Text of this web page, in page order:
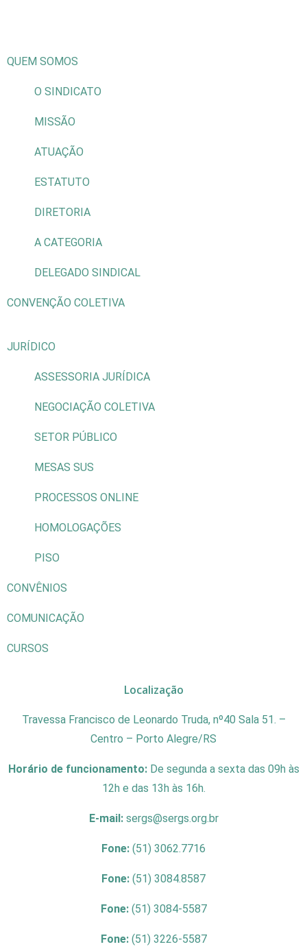
QUEM SOMOS
O SINDICATO
MISSÃO
ATUAÇÃO
ESTATUTO
DIRETORIA
A CATEGORIA
DELEGADO SINDICAL
CONVENÇÃO COLETIVA
JURÍDICO
ASSESSORIA JURÍDICA
NEGOCIAÇÃO COLETIVA
SETOR PÚBLICO
MESAS SUS
PROCESSOS ONLINE
HOMOLOGAÇÕES
PISO
CONVÊNIOS
COMUNICAÇÃO
CURSOS
Localização
Travessa Francisco de Leonardo Truda, nº40 Sala 51. –
Centro – Porto Alegre/RS
Horário de funcionamento: De segunda a sexta das 09h às
12h e das 13h às 16h.
E-mail: sergs@sergs.org.br
Fone: (51) 3062.7716
Fone: (51) 3084.8587
Fone: (51) 3084-5587
Fone: (51) 3226-5587